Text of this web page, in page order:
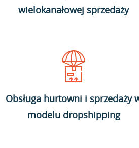
wielokanałowej sprzedaży
Obsługa hurtowni i sprzedaży
modelu dropshipping